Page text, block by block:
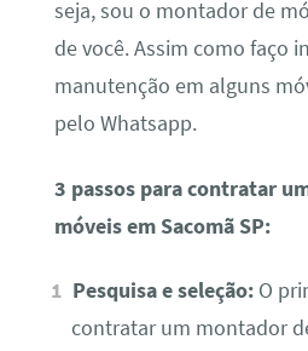
seja, sou o montador de
de você. Assim como faço
manutenção em alguns
pelo Whatsapp.
3 passos para contratar
móveis em Sacomã SP:
Pesquisa e seleção: O
contratar um montador